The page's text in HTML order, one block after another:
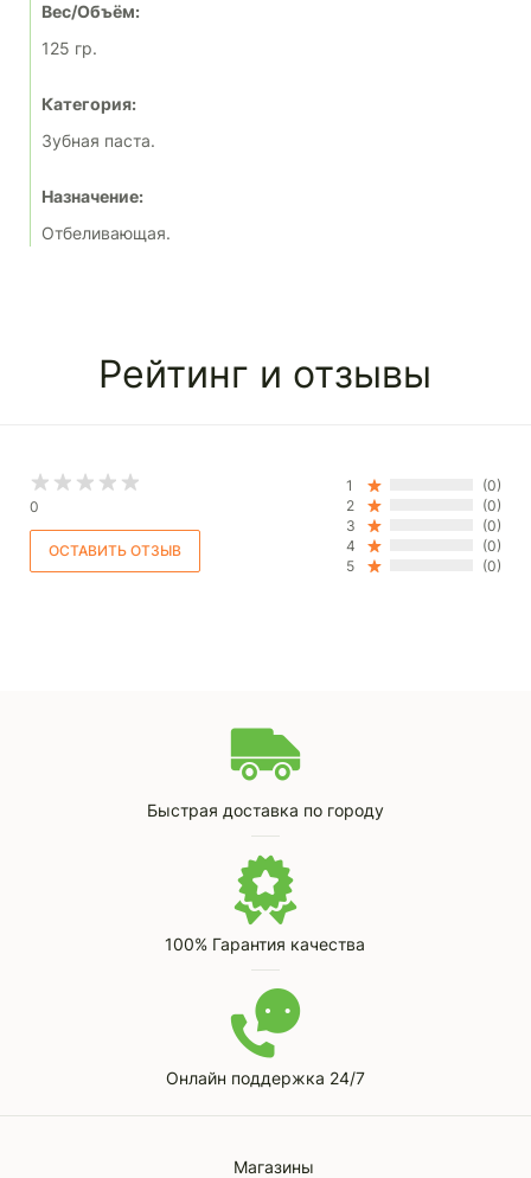
Вес/Объём:
125 гр.
Категория:
Зубная паста.
Назначение:
Отбеливающая.
Рейтинг и отзывы
0
1
(0)
2
(0)
3
(0)
4
(0)
5
(0)
Быстрая доставка по городу
100% Гарантия качества
Онлайн поддержка 24/7
Магазины